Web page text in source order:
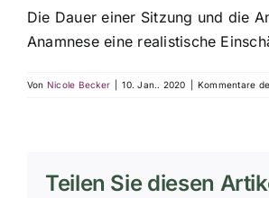
Die Dauer einer Sitzung und die
Anamnese eine realistische
Von Nicole Becker 10. Jan.. 2020 Kommentare
Teilen Sie diesen